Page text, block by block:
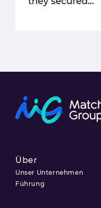
Über
Unser Unternehmen
Führung